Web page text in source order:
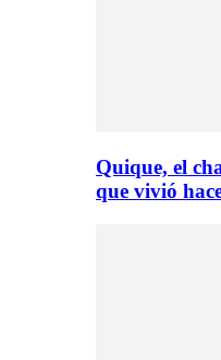
Quique, el
que vivió